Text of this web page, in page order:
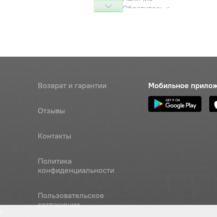
Обратитесь к
консультанту
Наличие
консультанту
потребности
Возврат и гарантии
Отзывы
Контакты
Политика
конфиденциальности
Пользовательское
соглашение
Мобильное